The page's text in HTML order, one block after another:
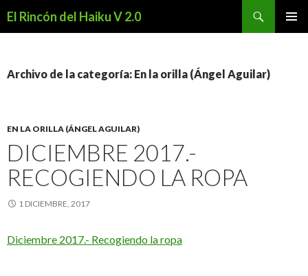
El Rincón del Haiku V 2.0
Archivo de la categoría: En la orilla (Ángel Aguilar)
EN LA ORILLA (ÁNGEL AGUILAR)
DICIEMBRE 2017.-
RECOGIENDO LA ROPA
1 DICIEMBRE, 2017
Diciembre 2017.- Recogiendo la ropa